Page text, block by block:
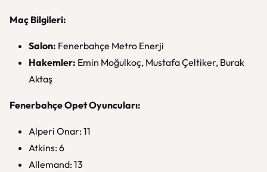
Maç Bilgileri:
Salon: Fenerbahçe Metro Enerji
Hakemler: Emin Moğulkoç, Mustafa Çeltiker, Burak
Aktaş
Fenerbahçe Opet Oyuncuları:
Alperi Onar: 11
Atkins: 6
Allemand: 13